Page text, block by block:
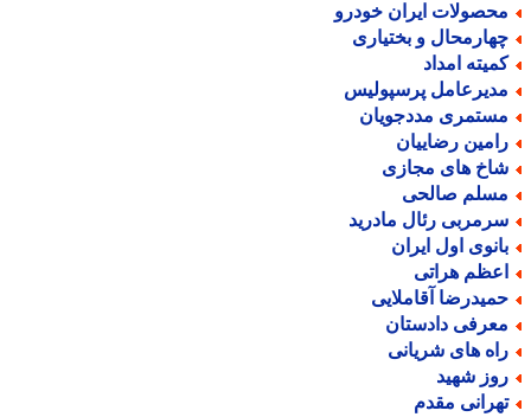
ایران خودرو
و بختیاری
امداد
پرسپولیس
مددجویان
رضاییان
های مجازی
صالحی
رئال مادرید
اول ایران
هراتی
آقاملایی
دادستان
های شریانی
شهید
مقدم